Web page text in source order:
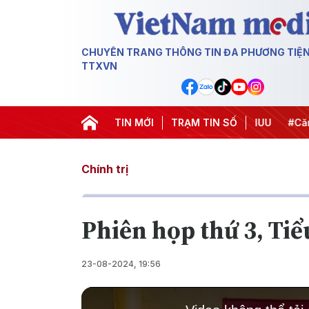
CHUYÊN TRANG THÔNG TIN ĐA PHƯƠNG
TTXVN
TIN MỚI TRẠM TIN SỐ
dịch 500 ngày đêm #Chống khai thác IUU #Căng
Chính trị
Phiên họp thứ 3,
23-08-2024, 19:56
This